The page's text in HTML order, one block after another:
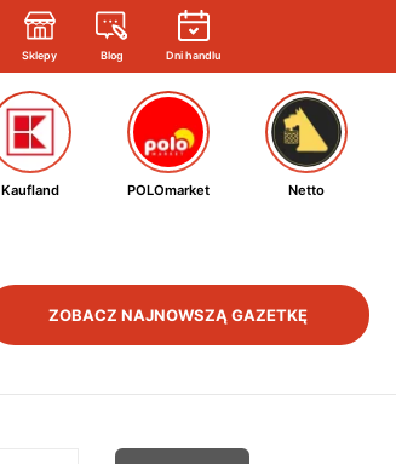
Sklepy Blog Dni handlu
Kaufland POLOmarket Netto
ZOBACZ NAJNOWSZĄ GAZETKĘ